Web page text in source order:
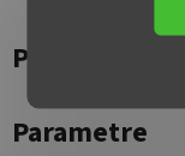
Popis
Parametre